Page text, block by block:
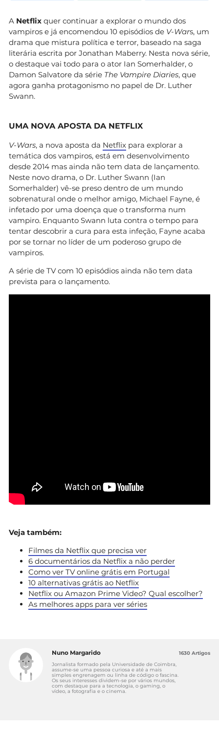
A Netflix quer continuar a explorar o mundo dos
vampiros e já encomendou 10 episódios de V-Wars, um
drama que mistura política e terror, baseado na saga
literária escrita por Jonathan Maberry. Nesta nova série,
o destaque vai todo para o ator Ian Somerhalder, o
Damon Salvatore da série The Vampire Diaries, que
agora ganha protagonismo no papel de Dr. Luther
Swann.
UMA NOVA APOSTA DA NETFLIX
V-Wars, a nova aposta da Netflix para explorar a
temática dos vampiros, está em desenvolvimento
desde 2014 mas ainda não tem data de lançamento.
Neste novo drama, o Dr. Luther Swann (Ian
Somerhalder) vê-se preso dentro de um mundo
sobrenatural onde o melhor amigo, Michael Fayne, é
infetado por uma doença que o transforma num
vampiro. Enquanto Swann luta contra o tempo para
tentar descobrir a cura para esta infeção, Fayne acaba
por se tornar no líder de um poderoso grupo de
vampiros.
A série de TV com 10 episódios ainda não tem data
prevista para o lançamento.
Veja também:
Filmes da Netflix que precisa ver
6 documentários da Netflix a não perder
Como ver TV online grátis em Portugal
10 alternativas grátis ao Netflix
Netflix ou Amazon Prime Video? Qual escolher?
As melhores apps para ver séries
Nuno Margarido
Jornalista formado pela Universidade de Coimbra,
assume-se uma pessoa curiosa e até a mais
simples engrenagem ou linha de código o fascina.
Os seus interesses dividem-se por vários mundos,
com destaque para a tecnologia, o gaming, o
vídeo, a fotografia e o cinema.
1630 Artigos